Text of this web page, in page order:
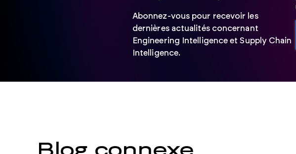
Abonnez-vous pour recevoir les
dernières actualités concernant
Engineering Intelligence et Supply Chain
Intelligence.